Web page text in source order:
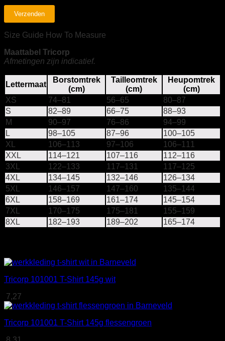
Size Guide How To Measure
Maattabel Tricorp
Afmetingen zijn indicatief.
Lettermaat
Borstomtrek
(cm)
Tailleomtrek
(cm)
Heupomtrek
(cm)
XS
74–81 56–65
80–87
S
82–89 66–75
88–93
M
90–97 76–86
94–99
L
98–105 87–96
100–105
XL
106–113 97–106
106–111
XXL
114–121 107–116
112–116
3XL
122–133 117–131
117–125
4XL
134–145 132–146
126–134
5XL
146–157 147–160
135–144
6XL
158–169 161–174
145–154
7XL
170–175 175–181
155–159
8XL
182–193 189–202 165–174
Tricorp 101001 T-Shirt 145g wit
7,27
Tricorp 101001 T-Shirt 145g flessengroen